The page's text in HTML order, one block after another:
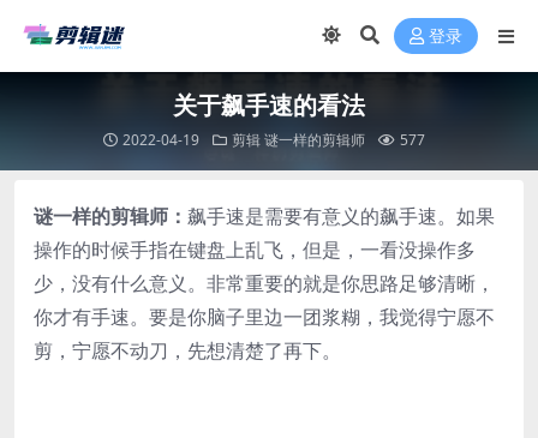
登录
关于飙手速的看法
2022-04-19 剪辑谜一样的剪辑师 577
谜一样的剪辑师： 飙手速是需要有意义的飙手速。如果
操作的时候手指在键盘上乱飞，但是，一看没操作多
少，没有什么意义。非常重要的就是你思路足够清晰，
你才有手速。要是你脑子里边一团浆糊，我觉得宁愿不
剪，宁愿不动刀，先想清楚了再下。